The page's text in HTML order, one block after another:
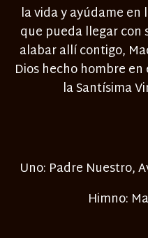
la vida y ayúdame
que pueda llegar con
alabar allí contigo,
Dios hecho hombre
la Santísima
Uno: Padre Nuestro,
Himno: